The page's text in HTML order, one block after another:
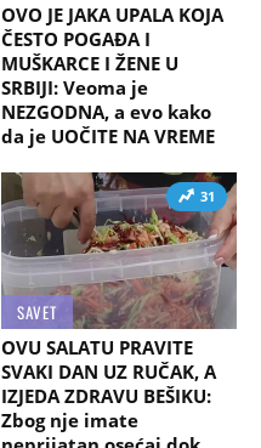
OVO JE JAKA UPALA KOJA
ČESTO POGAĐA I
MUŠKARCE I ŽENE U
SRBIJI: Veoma je
NEZGODNA, a evo kako
da je UOČITE NA VREME
31
SAVET
OVU SALATU PRAVITE
SVAKI DAN UZ RUČAK, A
IZJEDA ZDRAVU BEŠIKU:
Zbog nje imate